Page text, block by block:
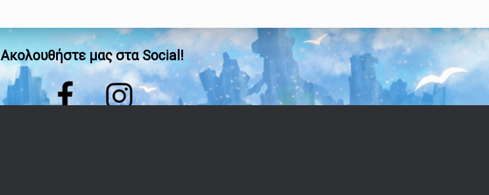
Ακολουθήστε μας στα Social!